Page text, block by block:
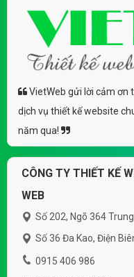
VietWeb gửi lời cảm ơn
dịch vụ thiết kế website
năm qua!
CÔNG TY THIẾT KẾ
WEB
Số 202, Ngõ 364
Số 36 Đa Kao, Điện
0915 406 986